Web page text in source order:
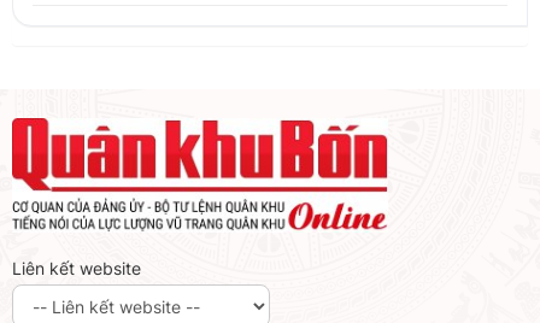
Liên kết website